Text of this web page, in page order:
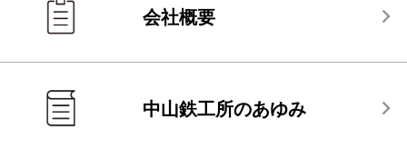
会社概要
中山鉄工所のあゆみ